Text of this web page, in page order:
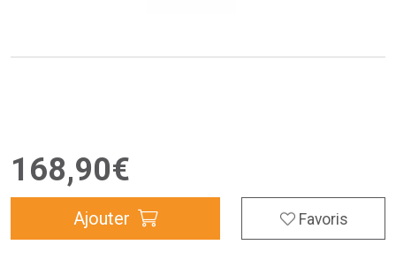
168,90€
Ajouter Favoris